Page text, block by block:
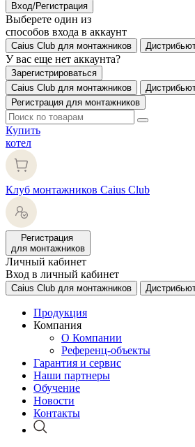
Вход/Регистрация
Выберете один из
способов входа в аккаунт
Caius Club для монтажников
У вас еще нет аккаунта?
Зарегистрироваться
Caius Club для монтажников
Регистрация для монтажников
Купить
котел
Клуб монтажников Caius Club
Регистрация
для монтажников
Личный кабинет
Вход в личный кабинет
Caius Club для монтажников
Продукция
Компания
О Компании
Референц-объекты
Гарантия и сервис
Наши партнеры
Обучение
Новости
Контакты